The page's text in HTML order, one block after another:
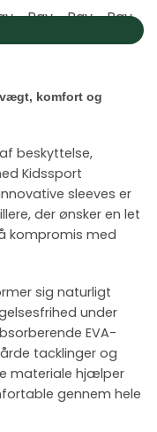
komfort og
beskyttelse,
Kidssport
sleeves er
der ønsker en let
kompromis med
sig naturligt
under
EVA-
tacklinger og
materiale hjælper
gennem hele